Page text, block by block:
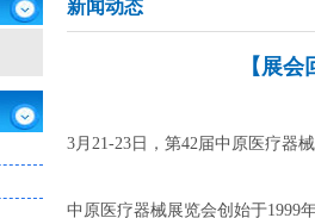
新闻动态
【展
3月21-23日，第42届中原医疗器
中原医疗器械展览会创始于1999